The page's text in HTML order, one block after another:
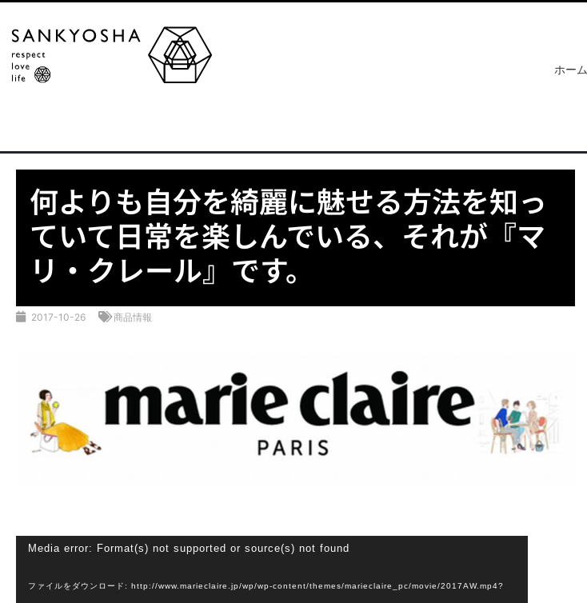
ホーム
何よりも自分を綺麗に魅せる方法を知っ
ていて日常を楽しんでいる、それが『マ
リ・クレール』です。
2017-10-26 商品情報
Media error: Format(s) not supported or source(s) not found
ファイルをダウンロード: http://www.marieclaire.jp/wp/wp-content/themes/marieclaire_pc/movie/2017AW.mp4?